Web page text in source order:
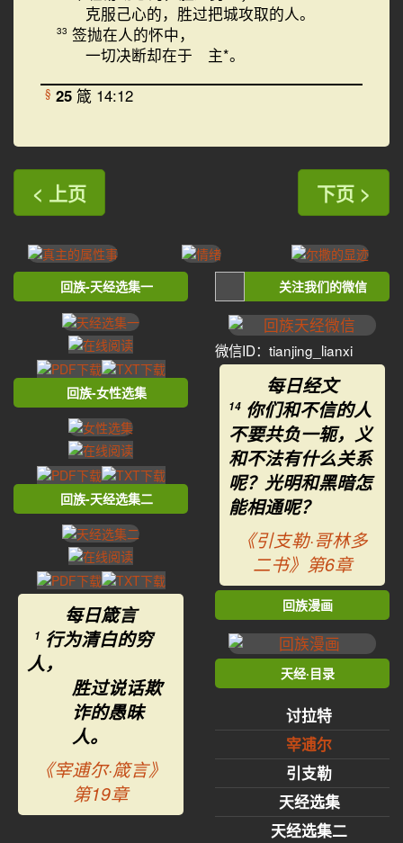
克服己心的，胜过把城攻取的人。
33 签抛在人的怀中，
一切决断却在于 主*。
§ 25 箴 14:12
< 上页 下页 >
回族-天经选集一
回族-女性选集
回族-天经选集二
每日箴言
1 行为清白的穷
人，
胜过说话欺
诈的愚昧
人。
《宰逋尔·箴言》
第19章
关注我们的微信
微信ID：tianjing_lianxi
每日经文
14 你们和不信的人
不要共负一轭，义
和不法有什么关系
呢？光明和黑暗怎
能相通呢？
《引支勒·哥林多
二书》第6章
回族漫画
天经·目录
讨拉特
宰逋尔
引支勒
天经选集
天经选集二